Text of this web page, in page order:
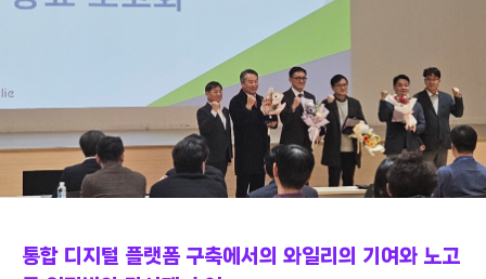
통합 디지털 플랫폼 구축에서의 와일리의 기여와 노고